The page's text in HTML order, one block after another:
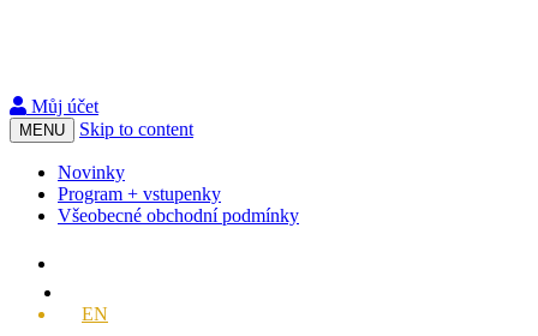
Můj účet
MENU Skip to content
Novinky
Program + vstupenky
Všeobecné obchodní podmínky
EN